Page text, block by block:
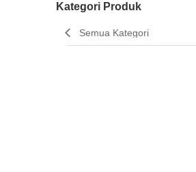
Kategori Produk
Semua Kategori